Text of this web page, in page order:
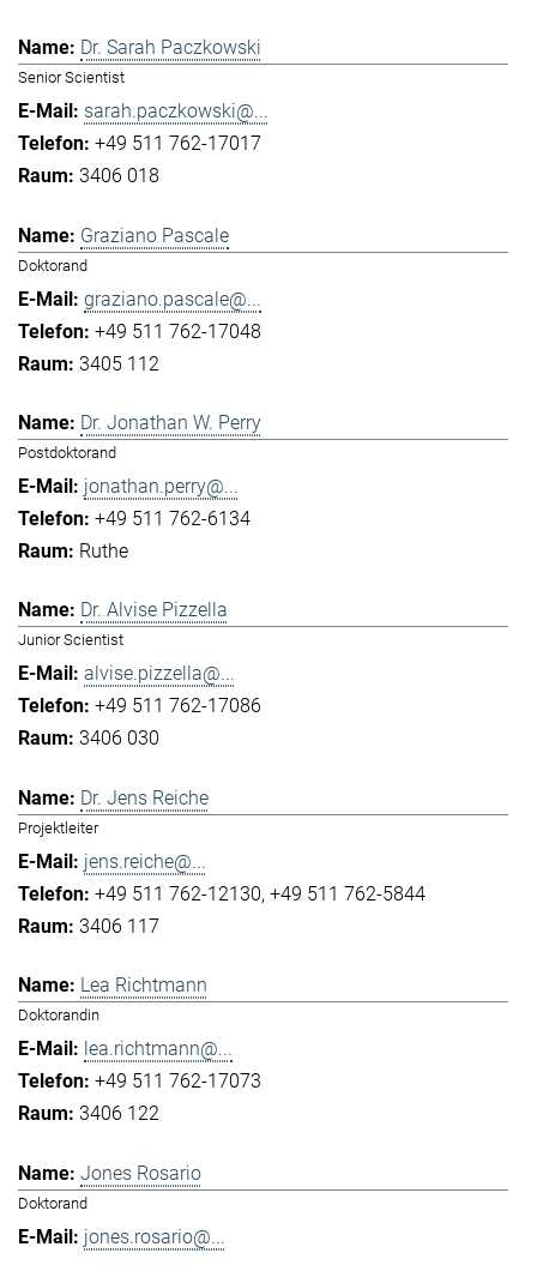
Dr. Sarah Paczkowski
Senior Scientist
sarah.paczkowski@...
+49 511 762-17017
3406 018
Graziano Pascale
Doktorand
graziano.pascale@...
+49 511 762-17048
3405 112
Dr. Jonathan W. Perry
Postdoktorand
jonathan.perry@...
+49 511 762-6134
Ruthe
Dr. Alvise Pizzella
Junior Scientist
alvise.pizzella@...
+49 511 762-17086
3406 030
Dr. Jens Reiche
Projektleiter
jens.reiche@...
+49 511 762-12130 +49 511 762-5844
3406 117
Lea Richtmann
Doktorandin
lea.richtmann@...
+49 511 762-17073
3406 122
Jones Rosario
Doktorand
jones.rosario@...